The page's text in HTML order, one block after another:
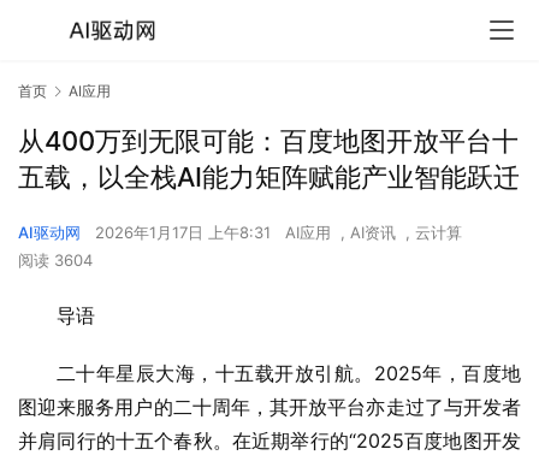
首页 AI应用
从400万到无限可能：百度地图开放平台十
五载，以全栈AI能力矩阵赋能产业智能跃迁
AI驱动网 2026年1月17日 上午8:31 AI应用 , AI资讯 , 云计算
阅读 3604
导语
二十年星辰大海，十五载开放引航。2025年，百度地
图迎来服务用户的二十周年，其开放平台亦走过了与开发者
并肩同行的十五个春秋。在近期举行的“2025百度地图开发